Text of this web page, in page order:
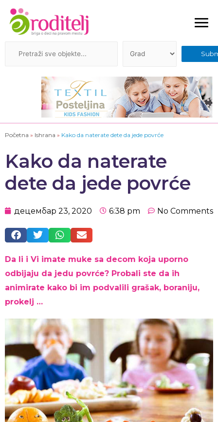
Početna » Ishrana » Kako da naterate dete da jede povrće
Kako da naterate
dete da jede povrće
децембар 23, 2020 6:38 pm No Comments
Da li i Vi imate muke sa decom koja uporno
odbijaju da jedu povrće? Probali ste da ih
animirate kako bi im podvalili grašak, boraniju,
prokelj …